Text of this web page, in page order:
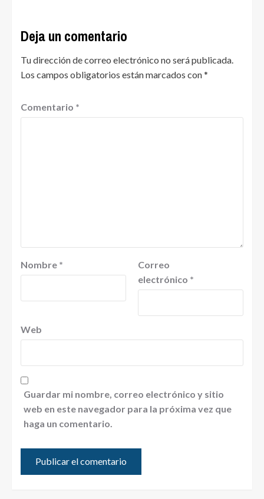
Deja un comentario
Tu dirección de correo electrónico no será publicada.
Los campos obligatorios están marcados con*
Comentario *
Nombre *
Correo
electrónico *
Web
Guardar mi nombre, correo electrónico y sitio
web en este navegador para la próxima vez que
haga un comentario.